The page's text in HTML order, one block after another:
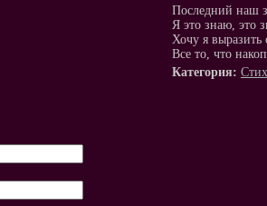
Последний наш
Я это знаю, это
Хочу я выразить
Все то, что
Категория: